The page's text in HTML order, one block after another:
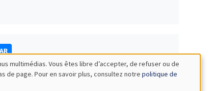
multimédias. Vous êtes libre d’accepter, de refuser ou de
de page. Pour en savoir plus, consultez notre politique de